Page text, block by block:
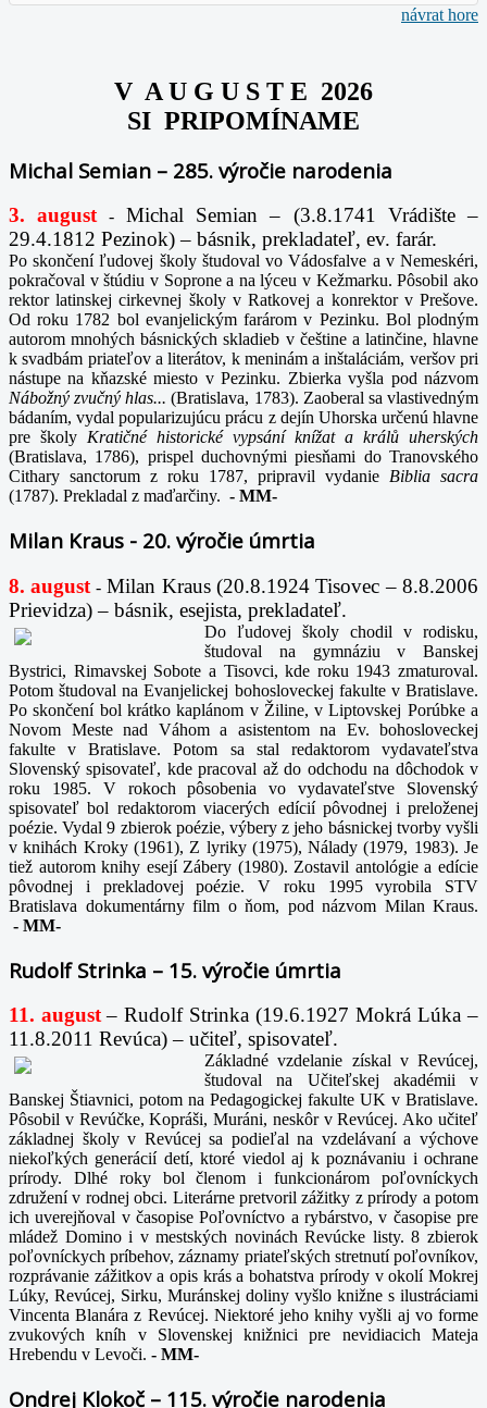
návrat hore
V A U G U S T E 2026
SI PRIPOMÍNAME
Michal Semian – 285. výročie narodenia
3. august -Michal Semian – (3.8.1741 Vrádište –
29.4.1812 Pezinok) – básnik, prekladateľ, ev. farár.
Po skončení ľudovej školy študoval vo Vádosfalve a v Nemeskéri,
pokračoval v štúdiu v Soprone a na lýceu v Kežmarku. Pôsobil ako
rektor latinskej cirkevnej školy v Ratkovej a konrektor v Prešove.
Od roku 1782 bol evanjelickým farárom v Pezinku. Bol plodným
autorom mnohých básnických skladieb v češtine a latinčine, hlavne
k svadbám priateľov a literátov, k meninám a inštaláciám, veršov pri
nástupe na kňazské miesto v Pezinku. Zbierka vyšla pod názvom
Nábožný zvučný hlas...(Bratislava, 1783). Zaoberal sa vlastivedným
bádaním, vydal popularizujúcu prácu z dejín Uhorska určenú hlavne
pre školy Kratičné historické vypsání knížat a králů uherských
(Bratislava, 1786), prispel duchovnými piesňami do Tranovského
Cithary sanctorum z roku 1787, pripravil vydanie Biblia sacra
(1787). Prekladal z maďarčiny. - MM-
Milan Kraus - 20. výročie úmrtia
8. august -Milan Kraus (20.8.1924 Tisovec – 8.8.2006
Prievidza) – básnik, esejista, prekladateľ.
Do ľudovej školy chodil v rodisku,
študoval na gymnáziu v Banskej
Bystrici, Rimavskej Sobote a Tisovci, kde roku 1943 zmaturoval.
Potom študoval na Evanjelickej bohosloveckej fakulte v Bratislave.
Po skončení bol krátko kaplánom v Žiline, v Liptovskej Porúbke a
Novom Meste nad Váhom a asistentom na Ev. bohosloveckej
fakulte v Bratislave. Potom sa stal redaktorom vydavateľstva
Slovenský spisovateľ, kde pracoval až do odchodu na dôchodok v
roku 1985. V rokoch pôsobenia vo vydavateľstve Slovenský
spisovateľ bol redaktorom viacerých edícií pôvodnej i preloženej
poézie. Vydal 9 zbierok poézie, výbery z jeho básnickej tvorby vyšli
v knihách Kroky (1961), Z lyriky (1975), Nálady (1979, 1983). Je
tiež autorom knihy esejí Zábery (1980). Zostavil antológie a edície
pôvodnej i prekladovej poézie. V roku 1995 vyrobila STV
Bratislava dokumentárny film o ňom, pod názvom Milan Kraus.
- MM-
Rudolf Strinka – 15. výročie úmrtia
11. august – Rudolf Strinka (19.6.1927 Mokrá Lúka –
11.8.2011 Revúca) – učiteľ, spisovateľ.
Základné vzdelanie získal v Revúcej,
študoval na Učiteľskej akadémii v
Banskej Štiavnici, potom na Pedagogickej fakulte UK v Bratislave.
Pôsobil v Revúčke, Kopráši, Muráni, neskôr v Revúcej. Ako učiteľ
základnej školy v Revúcej sa podieľal na vzdelávaní a výchove
niekoľkých generácií detí, ktoré viedol aj k poznávaniu i ochrane
prírody. Dlhé roky bol členom i funkcionárom poľovníckych
združení v rodnej obci. Literárne pretvoril zážitky z prírody a potom
ich uverejňoval v časopise Poľovníctvo a rybárstvo, v časopise pre
mládež Domino i v mestských novinách Revúcke listy. 8 zbierok
poľovníckych príbehov, záznamy priateľských stretnutí poľovníkov,
rozprávanie zážitkov a opis krás a bohatstva prírody v okolí Mokrej
Lúky, Revúcej, Sirku, Muránskej doliny vyšlo knižne s ilustráciami
Vincenta Blanára z Revúcej. Niektoré jeho knihy vyšli aj vo forme
zvukových kníh v Slovenskej knižnici pre nevidiacich Mateja
Hrebendu v Levoči. - MM-
Ondrej Klokoč – 115. výročie narodenia